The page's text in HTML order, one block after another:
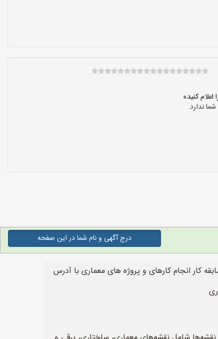
ندارد.
درج آگهی و نام شما در این صفحه
انجام کارهای و پروژه های معماری با آدرس